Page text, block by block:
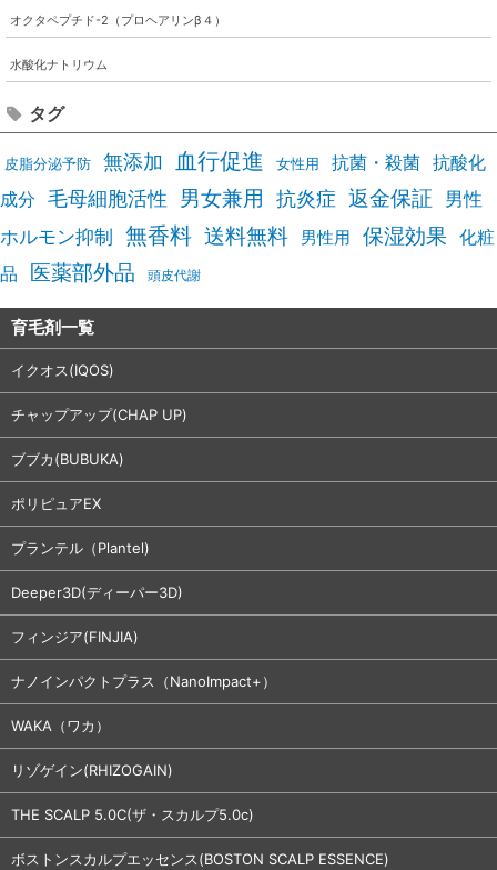
オクタペプチド-2（プロヘアリンβ４）
水酸化ナトリウム
タグ
皮脂分泌予防 無添加 血行促進 女性用 抗菌・殺菌 抗酸化
成分 毛母細胞活性 男女兼用 抗炎症 返金保証
男性
ホルモン抑制 無香料 送料無料 男性用 保湿効果
化粧
品
医薬部外品 頭皮代謝
育毛剤一覧
イクオス(IQOS)
チャップアップ(CHAP UP)
ブブカ(BUBUKA)
ポリピュアEX
プランテル（Plantel)
Deeper3D(ディーパー3D)
フィンジア(FINJIA)
ナノインパクトプラス（NanoImpact+）
WAKA（ワカ）
リゾゲイン(RHIZOGAIN)
THE SCALP 5.0C(ザ・スカルプ5.0c)
ボストンスカルプエッセンス(BOSTON SCALP ESSENCE)